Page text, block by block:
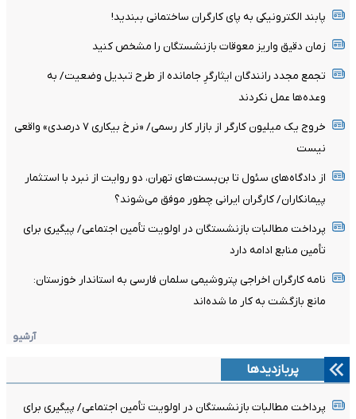
پابند الکترونیکی به پای کارگران ساختمانی ببندید!
زمان دقیق واریز معوقات بازنشستگان را مشخص کنید
تجمع مجدد رانندگان ایثارگرِ جامانده از طرح تبدیل وضعیت/ به
وعده‌ها عمل نکردند
خروج یک میلیون کارگر از بازار کار رسمی/ «نرخ بیکاری ۷ درصدی» واقعی
نیست
از دادگاه‌های سئول تا بن‌بست‌های تهران، دو روایت از نبرد با استثمار
پیمانکاران/ کارگران ایرانی چطور موفق می‌شوند؟
پرداخت مطالبات بازنشستگان در اولویت تأمین اجتماعی/ پیگیری برای
تأمین منابع ادامه دارد
نامه کارگران اخراجی پتروشیمی سلمان فارسی به استاندار خوزستان:
مانع بازگشت به کار ما شده‌اند
آرشیو
پربازدیدها
پرداخت مطالبات بازنشستگان در اولویت تأمین اجتماعی/ پیگیری برای